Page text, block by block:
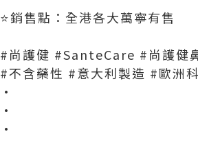
⭐️銷售點：全港各大萬寧有售
#尚護健 #SanteCare #尚護健
#不含藥性 #意大利製造 #歐洲
·
·
·